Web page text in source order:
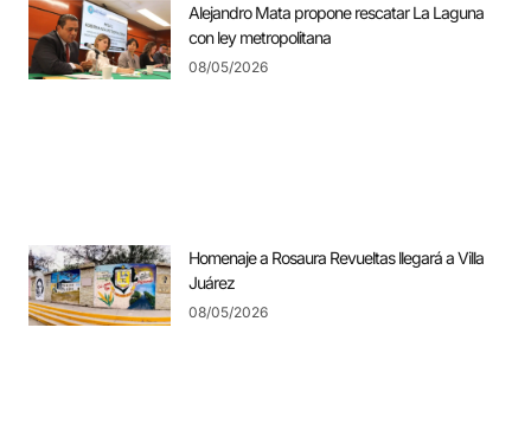
Alejandro Mata propone rescatar La Laguna
con ley metropolitana
08/05/2026
Homenaje a Rosaura Revueltas llegará a Villa
Juárez
08/05/2026